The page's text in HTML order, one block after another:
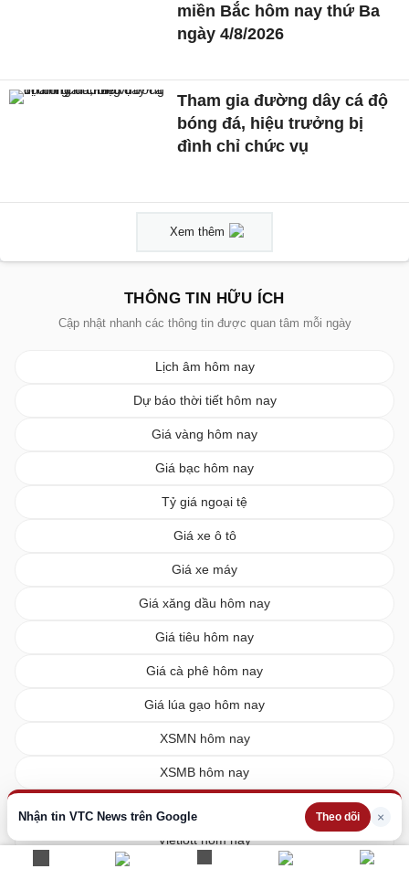
Nhận tin VTC News trên Google Theo dõi ×
miền Bắc hôm nay thứ Ba
ngày 4/8/2026
Tham gia đường dây cá độ
bóng đá, hiệu trưởng bị
đình chỉ chức vụ
Xem thêm
THÔNG TIN HỮU ÍCH
Cập nhật nhanh các thông tin được quan tâm mỗi ngày
Lịch âm hôm nay
Dự báo thời tiết hôm nay
Giá vàng hôm nay
Giá bạc hôm nay
Tỷ giá ngoại tệ
Giá xe ô tô
Giá xe máy
Giá xăng dầu hôm nay
Giá tiêu hôm nay
Giá cà phê hôm nay
Giá lúa gạo hôm nay
XSMN hôm nay
XSMB hôm nay
Vietlott hôm nay